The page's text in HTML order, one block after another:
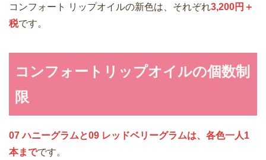
コンフォート リップオイルの新色は、それぞれ3,200円＋
税です。
コンフォートリップオイルの個数制
限
07 ハニーグラムと09 レッドベリーグラムは、各色一人1
本までです。